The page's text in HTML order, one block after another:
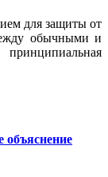
для защиты от
обычными и
объяснение